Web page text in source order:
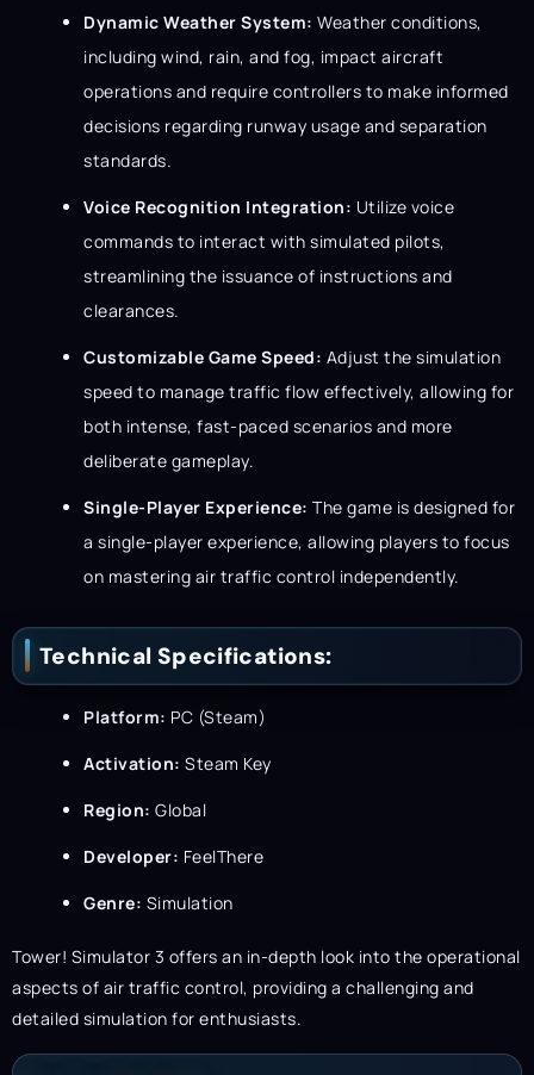
Dynamic Weather System: Weather conditions,
including wind, rain, and fog, impact aircraft
operations and require controllers to make informed
decisions regarding runway usage and separation
standards.
Voice Recognition Integration: Utilize voice
commands to interact with simulated pilots,
streamlining the issuance of instructions and
clearances.
Customizable Game Speed: Adjust the simulation
speed to manage traffic flow effectively, allowing for
both intense, fast-paced scenarios and more
deliberate gameplay.
Single-Player Experience: The game is designed for
a single-player experience, allowing players to focus
on mastering air traffic control independently.
Technical Specifications:
Platform: PC (Steam)
Activation: Steam Key
Region: Global
Developer: FeelThere
Genre: Simulation
Tower! Simulator 3 offers an in-depth look into the operational
aspects of air traffic control, providing a challenging and
detailed simulation for enthusiasts.